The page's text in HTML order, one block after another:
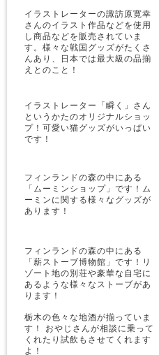
イラストレーターの諏訪原寛幸
さんのイラスト作品などを使用
し商品などを販売されていま
す。様々な戦国グッズがたくさ
んあり、日本では最大級の品揃
えとのこと！
イラストレーター「瞬く」さん
というかたのオリジナルショッ
プ！可愛い猫グッズがいっぱい
です！
フィンランドの森の中にある
「ムーミンショップ」です！ム
ーミンに関する様々なグッズが
あります！
フィンランドの森の中にある
「薪ストーブ博物館」です！リ
ゾート地の別荘や豪華な自宅に
あるような様々なストーブがあ
ります！
栃木の色々な地酒が揃っていま
す！ おやじさんが相談に乗って
くれたり試飲もさせてくれます
よ！